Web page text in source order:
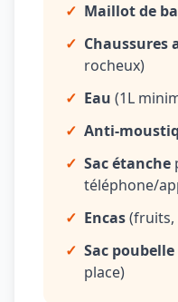
✓ Maillot de
✓ Chaussures
rocheux)
✓ Eau (1L
✓ Anti-
✓ Sac étanche
téléphone/
✓ Encas(fruits,
✓ Sac poubelle
place)